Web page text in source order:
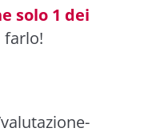
solo 1 dei
farlo!